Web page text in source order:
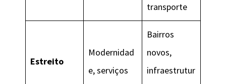
transporte
Estreito
Modernidad
e, serviços
Bairros
novos,
infraestrutur